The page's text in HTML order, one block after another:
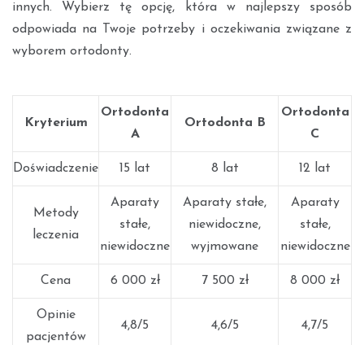
innych. Wybierz tę opcję, która w najlepszy sposób
odpowiada na Twoje potrzeby i oczekiwania związane z
wyborem ortodonty.
Kryterium
Ortodonta
A
Ortodonta B
Ortodonta
C
Doświadczenie 15 lat 8 lat 12 lat
Metody
leczenia
Aparaty
stałe,
niewidoczne
Aparaty stałe,
niewidoczne,
wyjmowane
Aparaty
stałe,
niewidoczne
Cena 6 000 zł 7 500 zł 8 000 zł
Opinie
pacjentów
4,8/5 4,6/5 4,7/5